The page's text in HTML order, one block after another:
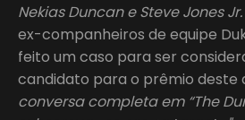
Nekias Duncan e Steve Jones Jr.
ex-companheiros de equipe
feito um caso para ser
candidato para o prêmio deste
conversa completa em “The